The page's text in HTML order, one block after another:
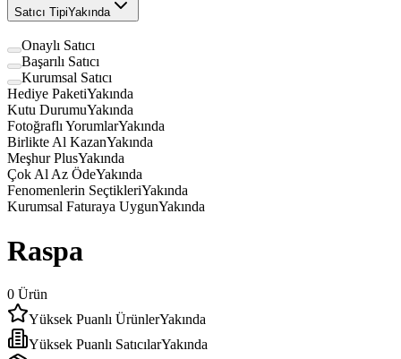
Satıcı TipiYakında
Onaylı Satıcı
Başarılı Satıcı
Kurumsal Satıcı
Hediye PaketiYakında
Kutu DurumuYakında
Fotoğraflı YorumlarYakında
Birlikte Al KazanYakında
Meşhur PlusYakında
Çok Al Az ÖdeYakında
Fenomenlerin SeçtikleriYakında
Kurumsal Faturaya UygunYakında
Raspa
0 Ürün
Yüksek Puanlı ÜrünlerYakında
Yüksek Puanlı SatıcılarYakında